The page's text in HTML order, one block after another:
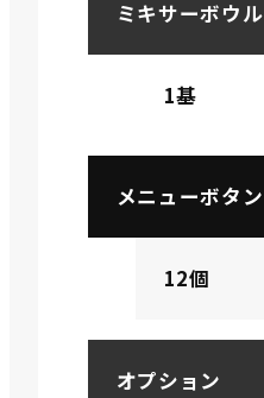
ミキサーボウル
1基
メニューボタン
12個
オプション